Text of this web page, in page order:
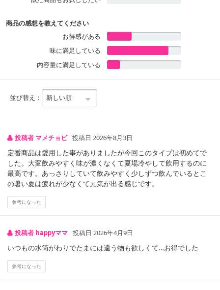
です。
**ミネラルとはナトリウムのことです。
・賞味期限：メーカー製造日より8ヶ月
・原産国（最終加工地）：日本
・原材料/材質/素材：果糖ぶどう糖液糖（国内製造）、塩化Na、レ
モンピールエキス/ V.C、香料、クエン酸Na、クエン酸、マリーゴー
・その他商品仕様：【1本（500ml）当たり】エネルギー:92kcal た
カルシウム:4mg マグネシウム:6mg ビオチン:50µg ナイアシン:13
mg V.C:1000mg クエン酸:1000mg
注意事項
【賞味・消費期限のある商品について】
商品到着時点でのお日持ち期間は、配送日数などにより異なります
のでご了承ください。
【キャンセルについて】
※お申込み後のキャンセルはお受けできません。
商品の感想を教えてください
お得感がある
味に満足している
内容量に満足している
並び替え：
投稿者 マメチョビ 投稿日 2026年8月3日
定番商品は愛用した事がありましたが今回このタイプは初めてで
した。大変飲みやすく味が濃くなくて夏場冷やして飲用するのに
最高です。あっさりしていて飲みやすく少しずつ飲んでいるとこ
の暑い夏は疲れが少なくて元気が出る感じです。
参考になった
投稿者 happyママ 投稿日 2026年4月9日
いつもの水筒がわりでたまには違う物も欲しくて…お得でした
参考になった